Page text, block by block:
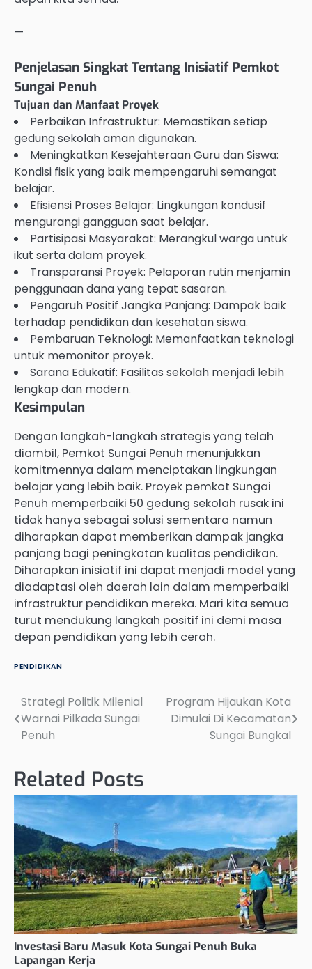
—
Penjelasan Singkat Tentang Inisiatif Pemkot
Sungai Penuh
Tujuan dan Manfaat Proyek
Perbaikan Infrastruktur: Memastikan setiap
gedung sekolah aman digunakan.
Meningkatkan Kesejahteraan Guru dan Siswa:
Kondisi fisik yang baik mempengaruhi semangat
belajar.
Efisiensi Proses Belajar: Lingkungan kondusif
mengurangi gangguan saat belajar.
Partisipasi Masyarakat: Merangkul warga untuk
ikut serta dalam proyek.
Transparansi Proyek: Pelaporan rutin menjamin
penggunaan dana yang tepat sasaran.
Pengaruh Positif Jangka Panjang: Dampak baik
terhadap pendidikan dan kesehatan siswa.
Pembaruan Teknologi: Memanfaatkan teknologi
untuk memonitor proyek.
Sarana Edukatif: Fasilitas sekolah menjadi lebih
lengkap dan modern.
Kesimpulan
Dengan langkah-langkah strategis yang telah
diambil, Pemkot Sungai Penuh menunjukkan
komitmennya dalam menciptakan lingkungan
belajar yang lebih baik. Proyek pemkot Sungai
Penuh memperbaiki 50 gedung sekolah rusak ini
tidak hanya sebagai solusi sementara namun
diharapkan dapat memberikan dampak jangka
panjang bagi peningkatan kualitas pendidikan.
Diharapkan inisiatif ini dapat menjadi model yang
diadaptasi oleh daerah lain dalam memperbaiki
infrastruktur pendidikan mereka. Mari kita semua
turut mendukung langkah positif ini demi masa
depan pendidikan yang lebih cerah.
PENDIDIKAN
Post
navigation
Strategi Politik Milenial
Warnai Pilkada Sungai
Penuh
Program Hijaukan Kota
Dimulai Di Kecamatan
Sungai Bungkal
Related Posts
Investasi Baru Masuk Kota Sungai Penuh Buka
Lapangan Kerja